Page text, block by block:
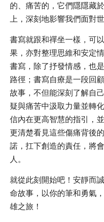
的、痛苦的，它們隱隱藏
上，深刻地影響我們面對
書寫就跟和禪坐一樣，可
果，亦對整理思維和安定
書寫，除了抒發情感，也
路徑；書寫自療是一段回
故事，不但能深刻了解自
疑與痛苦中汲取力量並轉
信內在更高智慧的指引，
更清楚看見這些傷痛背後
諾，扛下創造的責任，將
人。
就從此刻開始吧！安靜而
命故事，以你的筆和勇氣
雄之旅！